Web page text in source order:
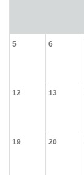
5 6
12 13
19 20